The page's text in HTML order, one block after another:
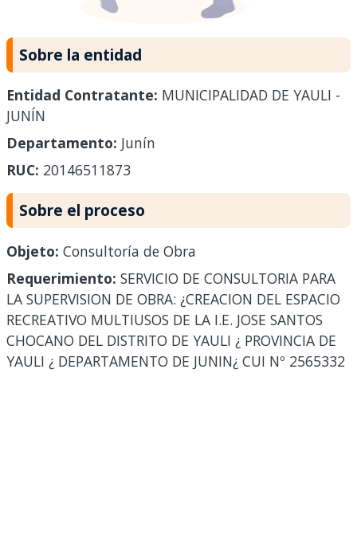
Sobre la entidad
Entidad Contratante: MUNICIPALIDAD DE YAULI -
JUNÍN
Departamento: Junín
RUC: 20146511873
Sobre el proceso
Objeto: Consultoría de Obra
Requerimiento: SERVICIO DE CONSULTORIA PARA
LA SUPERVISION DE OBRA: ¿CREACION DEL ESPACIO
RECREATIVO MULTIUSOS DE LA I.E. JOSE SANTOS
CHOCANO DEL DISTRITO DE YAULI ¿ PROVINCIA DE
YAULI ¿ DEPARTAMENTO DE JUNIN¿ CUI Nº 2565332